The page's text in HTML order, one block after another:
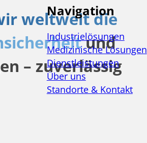
weltweit die
und
– zuverlässig
Navigation
Industrielösungen
Medizinische Lösungen
Dienstleistungen
Über uns
Standorte & Kontakt